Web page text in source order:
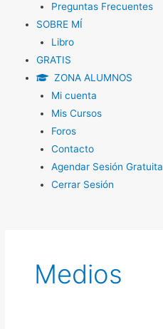
Preguntas Frecuentes
SOBRE MÍ
Libro
GRATIS
ZONA ALUMNOS
Mi cuenta
Mis Cursos
Foros
Contacto
Agendar Sesión Gratuita
Cerrar Sesión
Medios